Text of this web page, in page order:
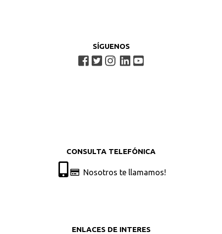
SÍGUENOS
CONSULTA TELEFÓNICA
Nosotros te llamamos!
ENLACES DE INTERES